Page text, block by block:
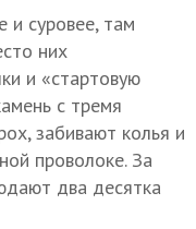
суровее, там
них
и «стартовую
с тремя
забивают колья и
проволоке. За
два десятка